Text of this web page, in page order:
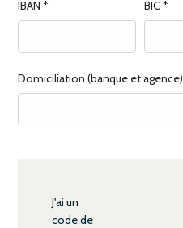
IBAN * BIC *
Domiciliation (banque et agence)
J'ai un
code de